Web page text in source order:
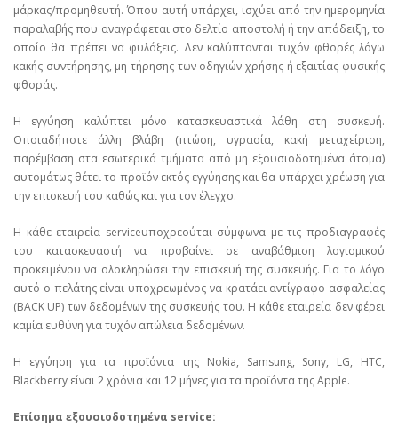
μάρκας/προμηθευτή. Όπου αυτή υπάρχει, ισχύει από την ημερομηνία
παραλαβής που αναγράφεται στο δελτίο αποστολή ή την απόδειξη, το
οποίο θα πρέπει να φυλάξεις. Δεν καλύπτονται τυχόν φθορές λόγω
κακής συντήρησης, μη τήρησης των οδηγιών χρήσης ή εξαιτίας φυσικής
φθοράς.
Η εγγύηση καλύπτει μόνο κατασκευαστικά λάθη στη συσκευή.
Οποιαδήποτε άλλη βλάβη (πτώση, υγρασία, κακή μεταχείριση,
παρέμβαση στα εσωτερικά τμήματα από μη εξουσιοδοτημένα άτομα)
αυτομάτως θέτει το προϊόν εκτός εγγύησης και θα υπάρχει χρέωση για
την επισκευή του καθώς και για τον έλεγχο.
Η κάθε εταιρεία serviceυποχρεούται σύμφωνα με τις προδιαγραφές
του κατασκευαστή να προβαίνει σε αναβάθμιση λογισμικού
προκειμένου να ολοκληρώσει την επισκευή της συσκευής. Για το λόγο
αυτό ο πελάτης είναι υποχρεωμένος να κρατάει αντίγραφο ασφαλείας
(BACK UP) των δεδομένων της συσκευής του. Η κάθε εταιρεία δεν φέρει
καμία ευθύνη για τυχόν απώλεια δεδομένων.
Η εγγύηση για τα προϊόντα της Nokia, Samsung, Sony, LG, HTC,
Blackberry είναι 2 χρόνια και 12 μήνες για τα προϊόντα της Apple.
Επίσημα εξουσιοδοτημένα service: